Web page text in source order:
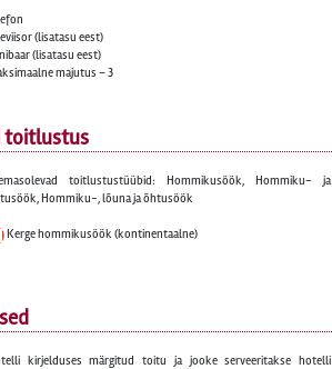
(lisatasu eest)
(lisatasu eest)
majutus – 3
toitlustus
toitlustustüübid: Hommikusöök, Hommiku- ja
Hommiku-, lõuna ja õhtusöök
Kerge hommikusöök (kontinentaalne)
kirjelduses märgitud toitu ja jooke serveeritakse hotelli